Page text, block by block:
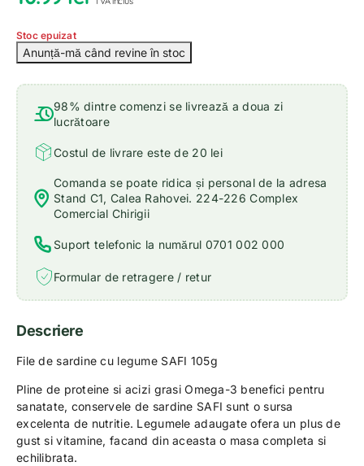
Stoc epuizat
98% dintre comenzi se livrează a doua zi
lucrătoare
Costul de livrare este de 20 lei
Comanda se poate ridica și personal de la adresa
Stand C1, Calea Rahovei. 224-226 Complex
Comercial Chirigii
Suport telefonic la numărul 0701 002 000
Formular de retragere / retur
Descriere
File de sardine cu legume SAFI 105g
Pline de proteine ​​si acizi grasi Omega-3 benefici pentru
sanatate, conservele de sardine SAFI sunt o sursa
excelenta de nutritie. Legumele adaugate ofera un plus de
gust si vitamine, facand din aceasta o masa completa si
echilibrata.